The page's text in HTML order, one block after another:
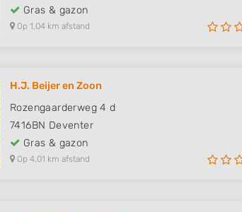
Gras & gazon
Op 1,04 km afstand
H.J. Beijer en Zoon
Rozengaarderweg 4 d
7416BN Deventer
Gras & gazon
Op 4,01 km afstand